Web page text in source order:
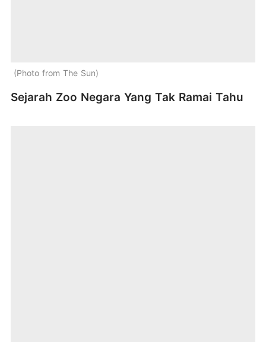
Photo from The Sun
Sejarah Zoo Negara Yang Tak Ramai Tahu